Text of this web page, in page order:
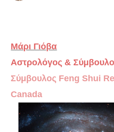
Μάρι Γιόβα
Αστρολόγος &
Σύμβουλος Feng Shui
Canada